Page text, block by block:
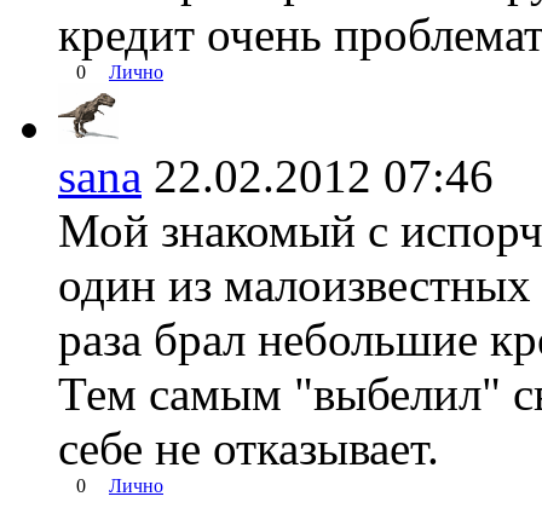
кредит очень
0 Лично
sana 22.02.2012 07:46
Мой знакомый с
один из
раза брал небольшие
Тем самым "выбелил"
себе не отказывает.
0 Лично